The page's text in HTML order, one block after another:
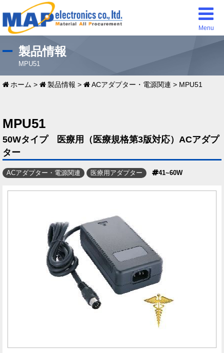
Menu
製品情報
MPU51
ホーム > 製品情報 > ACアダプター・電源関連 > MPU51
MPU51
50Wタイプ 医療用（医療規格第3版対応）ACアダプ
ター
ACアダプター・電源関連 医療用アダプター 41~60W